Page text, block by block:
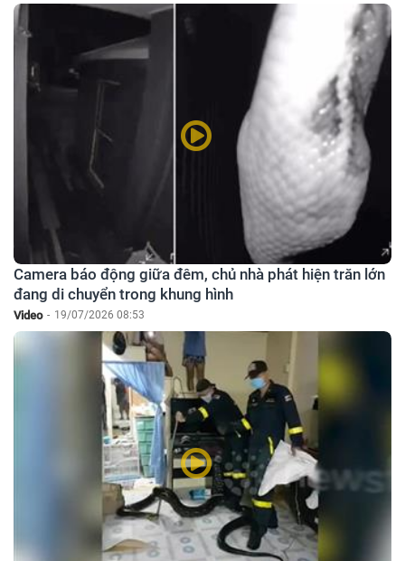
Camera báo động giữa đêm, chủ nhà phát hiện trăn lớn
đang di chuyển trong khung hình
Video - 19/07/2026 08:53